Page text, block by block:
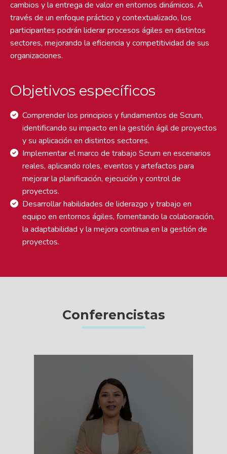
cambios y la entrega de valor en entornos dinámicos. A
través de un enfoque práctico y contextualizado, los
participantes podrán liderar procesos ágiles en distintos
sectores, mejorando la eficiencia y competitividad de sus
organizaciones.
Objetivos específicos
Comprender los principios y fundamentos de Scrum,
identificando su impacto en la gestión ágil de proyectos
y su aplicación en distintos sectores.
Implementar el marco de trabajo Scrum en escenarios
reales, aplicando roles, eventos y artefactos para
mejorar la planificación, ejecución y control de
proyectos.
Desarrollar habilidades de liderazgo y trabajo en
equipo en entornos ágiles, fomentando la colaboración,
la adaptabilidad y la mejora continua en la gestión de
proyectos.
Conferencistas
VER MÁS